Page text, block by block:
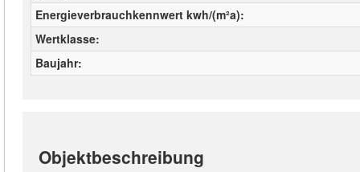
Energieverbrauchkennwert kwh/(m²a)
Wertklasse
Baujahr
Objektbeschreibung